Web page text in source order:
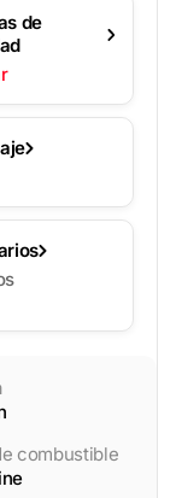
de
combustible